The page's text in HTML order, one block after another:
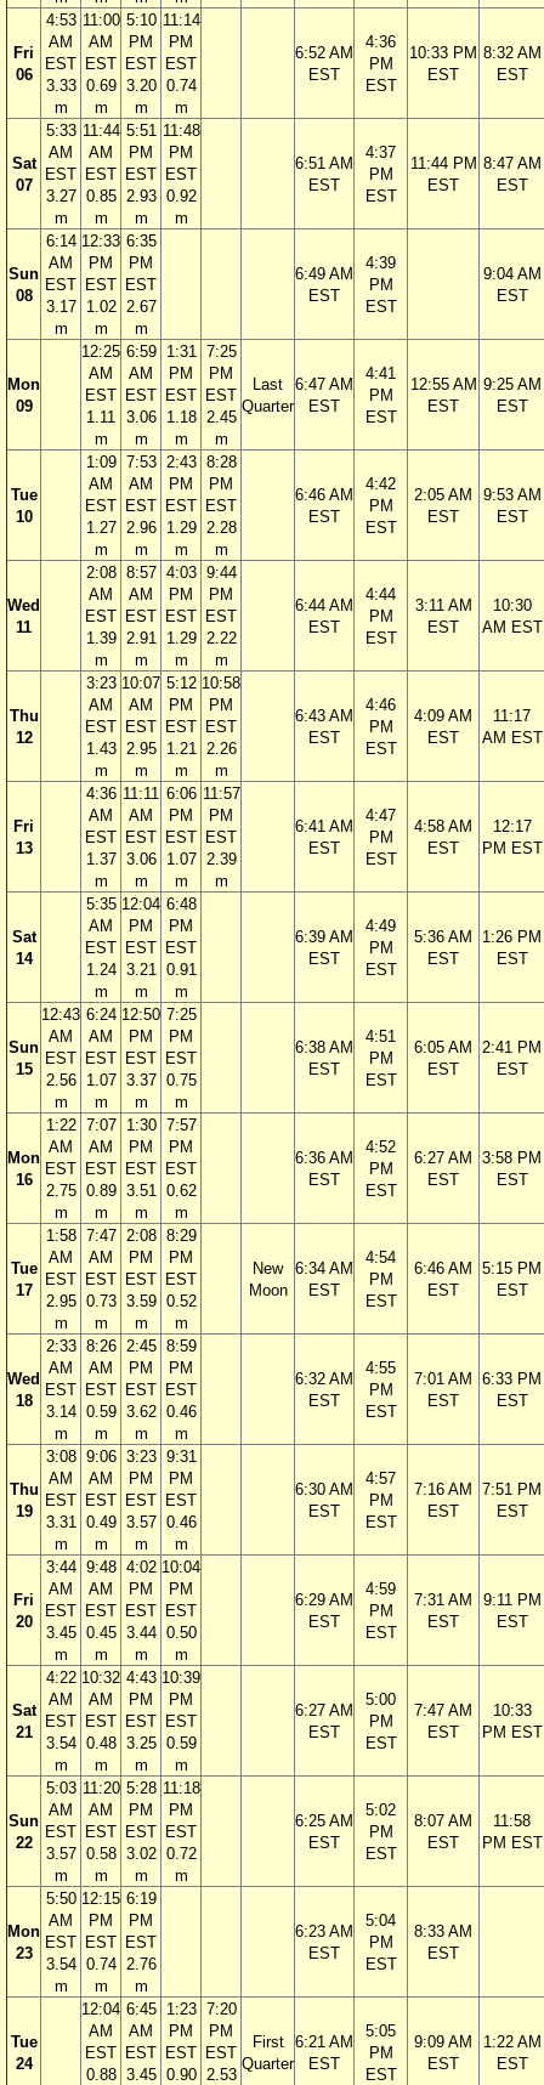
Fri
06
4:53
AM
EST
3.33
m
11:00
AM
EST
0.69
m
5:10
PM
EST
3.20
m
11:14
PM
EST
0.74
m
6:52 AM
EST
4:36
PM
EST
10:33 PM
EST
8:32 AM
EST
Sat
07
5:33
AM
EST
3.27
m
11:44
AM
EST
0.85
m
5:51
PM
EST
2.93
m
11:48
PM
EST
0.92
m
6:51 AM
EST
4:37
PM
EST
11:44 PM
EST
8:47 AM
EST
Sun
08
6:14
AM
EST
3.17
m
12:33
PM
EST
1.02
m
6:35
PM
EST
2.67
m
6:49 AM
EST
4:39
PM
EST
9:04 AM
EST
Mon
09
12:25
AM
EST
1.11
m
6:59
AM
EST
3.06
m
1:31
PM
EST
1.18
m
7:25
PM
EST
2.45
m
Last
Quarter
6:47 AM
EST
4:41
PM
EST
12:55 AM
EST
9:25 AM
EST
Tue
10
1:09
AM
EST
1.27
m
7:53
AM
EST
2.96
m
2:43
PM
EST
1.29
m
8:28
PM
EST
2.28
m
6:46 AM
EST
4:42
PM
EST
2:05 AM
EST
9:53 AM
EST
Wed
11
2:08
AM
EST
1.39
m
8:57
AM
EST
2.91
m
4:03
PM
EST
1.29
m
9:44
PM
EST
2.22
m
6:44 AM
EST
4:44
PM
EST
3:11 AM
EST
10:30
AM EST
Thu
12
3:23
AM
EST
1.43
m
10:07
AM
EST
2.95
m
5:12
PM
EST
1.21
m
10:58
PM
EST
2.26
m
6:43 AM
EST
4:46
PM
EST
4:09 AM
EST
11:17
AM EST
Fri
13
4:36
AM
EST
1.37
m
11:11
AM
EST
3.06
m
6:06
PM
EST
1.07
m
11:57
PM
EST
2.39
m
6:41 AM
EST
4:47
PM
EST
4:58 AM
EST
12:17
PM EST
Sat
14
5:35
AM
EST
1.24
m
12:04
PM
EST
3.21
m
6:48
PM
EST
0.91
m
6:39 AM
EST
4:49
PM
EST
5:36 AM
EST
1:26 PM
EST
Sun
15
12:43
AM
EST
2.56
m
6:24
AM
EST
1.07
m
12:50
PM
EST
3.37
m
7:25
PM
EST
0.75
m
6:38 AM
EST
4:51
PM
EST
6:05 AM
EST
2:41 PM
EST
Mon
16
1:22
AM
EST
2.75
m
7:07
AM
EST
0.89
m
1:30
PM
EST
3.51
m
7:57
PM
EST
0.62
m
6:36 AM
EST
4:52
PM
EST
6:27 AM
EST
3:58 PM
EST
Tue
17
1:58
AM
EST
2.95
m
7:47
AM
EST
0.73
m
2:08
PM
EST
3.59
m
8:29
PM
EST
0.52
m
New
Moon
6:34 AM
EST
4:54
PM
EST
6:46 AM
EST
5:15 PM
EST
Wed
18
2:33
AM
EST
3.14
m
8:26
AM
EST
0.59
m
2:45
PM
EST
3.62
m
8:59
PM
EST
0.46
m
6:32 AM
EST
4:55
PM
EST
7:01 AM
EST
6:33 PM
EST
Thu
19
3:08
AM
EST
3.31
m
9:06
AM
EST
0.49
m
3:23
PM
EST
3.57
m
9:31
PM
EST
0.46
m
6:30 AM
EST
4:57
PM
EST
7:16 AM
EST
7:51 PM
EST
Fri
20
3:44
AM
EST
3.45
m
9:48
AM
EST
0.45
m
4:02
PM
EST
3.44
m
10:04
PM
EST
0.50
m
6:29 AM
EST
4:59
PM
EST
7:31 AM
EST
9:11 PM
EST
Sat
21
4:22
AM
EST
3.54
m
10:32
AM
EST
0.48
m
4:43
PM
EST
3.25
m
10:39
PM
EST
0.59
m
6:27 AM
EST
5:00
PM
EST
7:47 AM
EST
10:33
PM EST
Sun
22
5:03
AM
EST
3.57
m
11:20
AM
EST
0.58
m
5:28
PM
EST
3.02
m
11:18
PM
EST
0.72
m
6:25 AM
EST
5:02
PM
EST
8:07 AM
EST
11:58
PM EST
Mon
23
5:50
AM
EST
3.54
m
12:15
PM
EST
0.74
m
6:19
PM
EST
2.76
m
6:23 AM
EST
5:04
PM
EST
8:33 AM
EST
Tue
24
12:04
AM
EST
0.88
6:45
AM
EST
3.45
1:23
PM
EST
0.90
7:20
PM
EST
2.53
First
Quarter
6:21 AM
EST
5:05
PM
EST
9:09 AM
EST
1:22 AM
EST